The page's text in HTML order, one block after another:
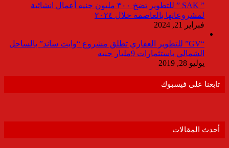
” SAK ” للتطوير تضخ ٣٠٠ مليون جنيه أعمال انشائية
لمشروعاتها بالعاصمة خلال ٢٠٢٤
فبراير 21, 2024
“GV” للتطوير العقاري تطلق مشروع “وايت ساند” بالساحل
الشمالي باستثمارات 9مليار جنيه
يوليو 28, 2019
تابعنا على فيسبوك
أحدث المقالات